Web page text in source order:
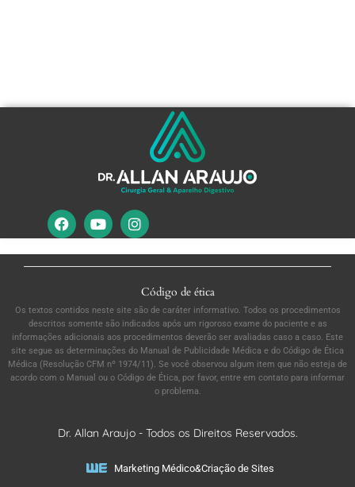
Código de ética
Os textos contidos neste site são de caráter informativo. Todos os procedimentos
descritos somente são indicados após um rigoroso exame do paciente e as
informações adicionais aos procedimentos deverão ser avaliadas caso a caso. Este
site segue as determinações do Manual de Publicidade Médica e do Código de Ética
Médica (Resolução CFM nº 1974/11). Se você observou algum item que não esteja de
acordo com o Manual ou o Código de Ética, por favor, entre em contato para informar
o problema.
Dr. Allan Araujo - Todos os Direitos Reservados.
Marketing Médico&Criação de Sites